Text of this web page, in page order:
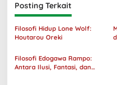
Posting Terkait
Filosofi Hidup Lone Wolf:
Houtarou Oreki
Filosofi Edogawa Rampo:
Antara Ilusi, Fantasi, dan